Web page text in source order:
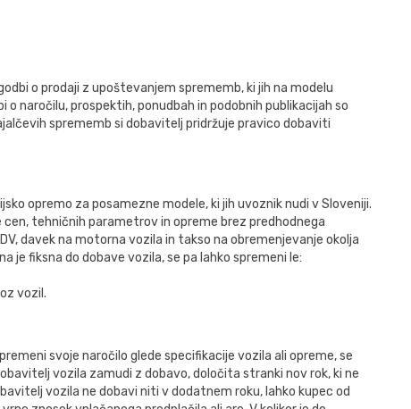
o prodaji z upoštevanjem sprememb, ki jih na modelu
naročilu, prospektih, ponudbah in podobnih publikacijah so
sprememb si dobavitelj pridržuje pravico dobaviti
opremo za posamezne modele, ki jih uvoznik nudi v Sloveniji.
tehničnih parametrov in opreme brez predhodnega
davek na motorna vozila in takso na obremenjevanje okolja
je fiksna do dobave vozila, se pa lahko spremeni le:
vozil.
svoje naročilo glede specifikacije vozila ali opreme, se
vozila zamudi z dobavo, določita stranki nov rok, ki ne
vozila ne dobavi niti v dodatnem roku, lahko kupec od